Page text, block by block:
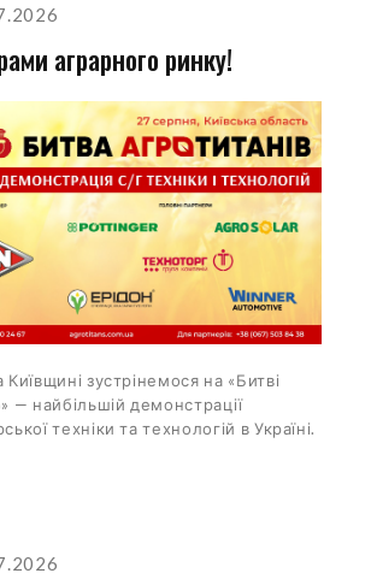
аграрного ринку!
зустрінемося на «Битві
— найбільшій демонстрації
техніки та технологій в Україні.